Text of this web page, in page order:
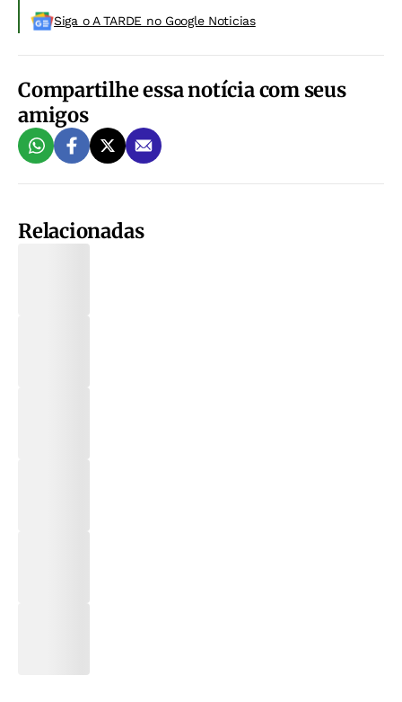
Siga o A TARDE no Google Noticias
Compartilhe essa notícia com seus
amigos
Relacionadas